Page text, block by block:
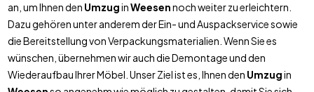
an, um Ihnen den UmzuginWeesennoch weiter zu erleichtern.
Dazu gehören unter anderem der Ein- und Auspackservice sowie
die Bereitstellung von Verpackungsmaterialien. Wenn Sie es
wünschen, übernehmen wir auch die Demontage und den
Wiederaufbau Ihrer Möbel. Unser Ziel ist es, Ihnen den Umzugin